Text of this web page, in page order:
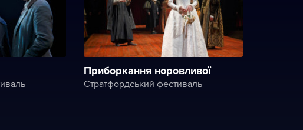
Приборкання норовливої
Стратфордський фестиваль